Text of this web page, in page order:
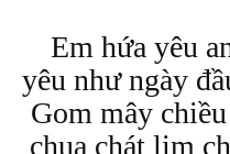
Em hứa yêu
yêu như ngày
Gom mây
chua chát lịm